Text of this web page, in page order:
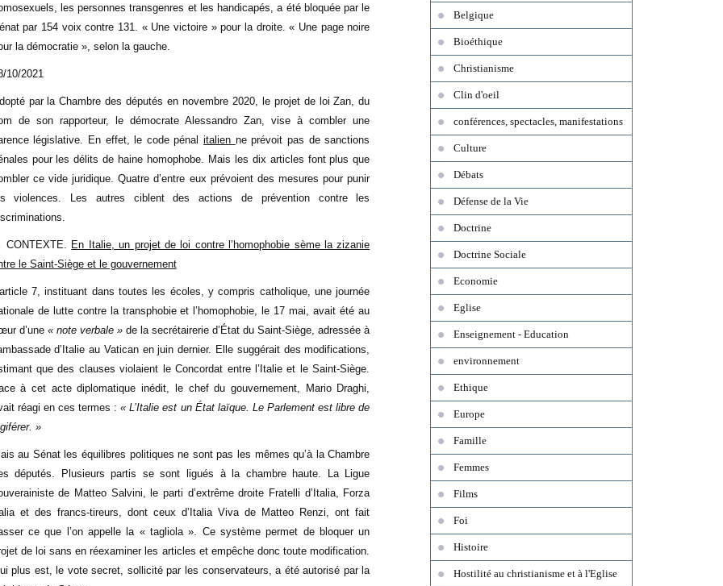
les personnes transgenres et les handicapés, a été bloquée par le
par 154 voix contre 131. « Une victoire » pour la droite. « Une page noire
la démocratie », selon la gauche.
10/2021
par la Chambre des députés en novembre 2020, le projet de loi Zan, du
de son rapporteur, le démocrate Alessandro Zan, vise à combler une
législative. En effet, le code pénalitalien ne prévoit pas de sanctions
pour les délits de haine homophobe. Mais les dix articles font plus que
ce vide juridique. Quatre d’entre eux prévoient des mesures pour punir
violences. Les autres ciblent des actions de prévention contre les
CONTEXTE. En Italie, un projet de loi contre l’homophobie sème la zizanie
le Saint-Siège et le gouvernement
7, instituant dans toutes les écoles, y compris catholique, une journée
de lutte contre la transphobie et l’homophobie, le 17 mai, avait été au
d’une « note verbale »de la secrétairerie d’État du Saint-Siège, adressée à
d’Italie au Vatican en juin dernier. Elle suggérait des modifications,
que des clauses violaient le Concordat entre l’Italie et le Saint-Siège.
à cet acte diplomatique inédit, le chef du gouvernement, Mario Draghi,
réagi en ces termes :« L’Italie est un État laïque. Le Parlement est libre de
»
au Sénat les équilibres politiques ne sont pas les mêmes qu’à la Chambre
députés. Plusieurs partis se sont ligués à la chambre haute. La Ligue
de Matteo Salvini, le parti d’extrême droite Fratelli d’Italia, Forza
et des francs-tireurs, dont ceux d’Italia Viva de Matteo Renzi, ont fait
ce que l’on appelle la « tagliola ». Ce système permet de bloquer un
de loi sans en réexaminer les articles et empêche donc toute modification.
plus est, le vote secret, sollicité par les conservateurs, a été autorisé par la
Belgique
Bioéthique
Christianisme
Clin d'oeil
conférences, spectacles, manifestations
Culture
Débats
Défense de la Vie
Doctrine
Doctrine Sociale
Economie
Eglise
Enseignement - Education
environnement
Ethique
Europe
Famille
Femmes
Films
Foi
Histoire
Hostilité au christianisme et à l'Eglise